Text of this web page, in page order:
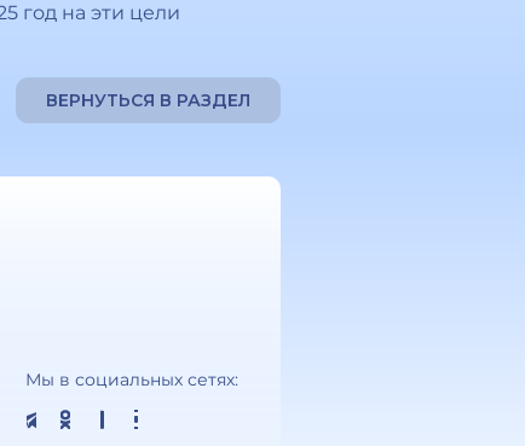
год на эти цели
ВЕРНУТЬСЯ В РАЗДЕЛ
Мы в социальных сетях: